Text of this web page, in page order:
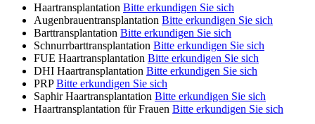
Haartransplantation Bitte erkundigen Sie sich
Augenbrauentransplantation Bitte erkundigen Sie sich
Barttransplantation Bitte erkundigen Sie sich
Schnurrbarttransplantation Bitte erkundigen Sie sich
FUE Haartransplantation Bitte erkundigen Sie sich
DHI Haartransplantation Bitte erkundigen Sie sich
PRP Bitte erkundigen Sie sich
Saphir Haartransplantation Bitte erkundigen Sie sich
Haartransplantation für Frauen Bitte erkundigen Sie sich